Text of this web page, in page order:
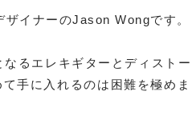
イナーのJason Wongです。
るエレキギターとディスト
手に入れるのは困難を極め